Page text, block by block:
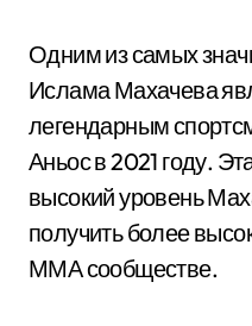
Одним из самых
Ислама Махачева
легендарным
Аньос в 2021 году.
высокий уровень
получить более
ММА сообществе.